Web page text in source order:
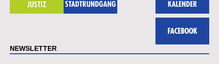
NEWSLETTER